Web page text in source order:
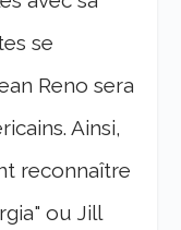
se
Reno sera
Ainsi,
reconnaître
ou Jill